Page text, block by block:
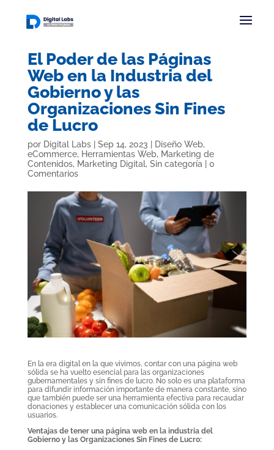
El Poder de las Páginas
Web en la Industria del
Gobierno y las
Organizaciones Sin Fines
de Lucro
por Digital Labs| Sep 14, 2023 Diseño Web,
eCommerce, Herramientas Web, Marketing de
Contenidos, Marketing Digital, Sin categoría
0
Comentarios
En la era digital en la que vivimos, contar con una página web
sólida se ha vuelto esencial para las organizaciones
gubernamentales y sin fines de lucro. No solo es una plataforma
para difundir información importante de manera constante, sino
que también puede ser una herramienta efectiva para recaudar
donaciones y establecer una comunicación sólida con los
usuarios.
Ventajas de tener una página web en la industria del
Gobierno y las Organizaciones Sin Fines de Lucro: